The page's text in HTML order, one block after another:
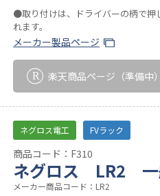
●取り付けは、ドライバーの柄で押
れます。
メーカー製品ページ
楽天商品ページ （準備中）
ネグロス電工 FVラック
商品コード：F310
ネグロス LR2 一
メーカー商品コード：LR2